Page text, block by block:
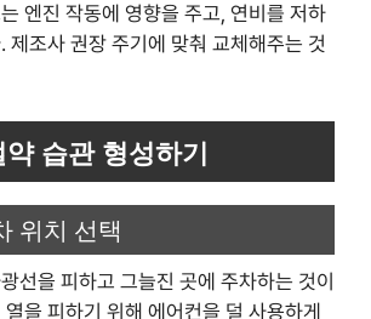
엔진 작동에 영향을 주고, 연비를 저하
제조사 권장 주기에 맞춰 교체해주는 것
습관 형성하기
위치 선택
선을 피하고 그늘진 곳에 주차하는 것이
을 피하기 위해 에어컨을 덜 사용하게